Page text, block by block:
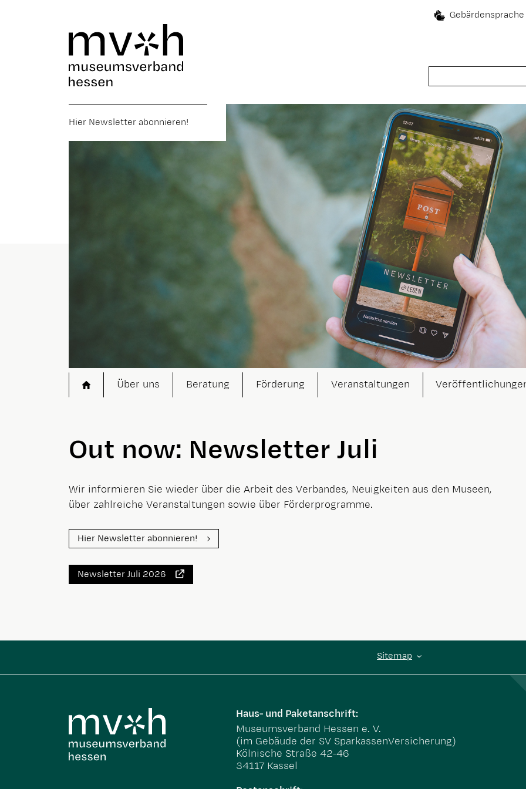
Gebärdensprache
Suche
Hier Newsletter abonnieren!
StartseiteÜber uns Beratung Förderung Veranstaltungen
Out now: Newsletter Juli
Wir informieren Sie wieder über die Arbeit des Verbandes, Neuigkeiten aus den Museen,
über zahlreiche Veranstaltungen sowie über Förderprogramme.
Hier Newsletter abonnieren!
Newsletter Juli 2026
Sitemap
Haus- und Paketanschrift:
Museumsverband Hessen e. V.
(im Gebäude der SV SparkassenVersicherung)
Kölnische Straße 42-46
34117 Kassel